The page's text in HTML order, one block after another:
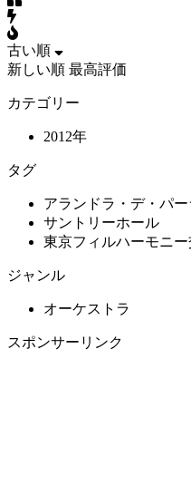
古い順
新しい順 最高評価
カテゴリー
2012年
タグ
アランドラ・デ・パー
サントリーホール
東京フィルハーモニー
ジャンル
オーケストラ
スポンサーリンク